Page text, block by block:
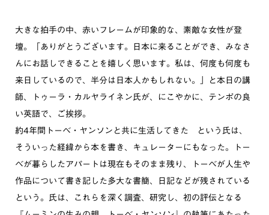
大きな拍手の中、赤いフレームが印象的な、素敵な女性が登
壇。「ありがとうございます。日本に来ることができ、みなさ
んにお話しできることを嬉しく思います。私は、何度も何度も
来日しているので、半分は日本人かもしれない。」と本日の講
師、トゥーラ・カルヤライネン氏が、にこやかに、テンポの良
い英語で、ご挨拶。
約4年間トーベ・ヤンソンと共に生活してきた という氏は、
そういった経緯から本を書き、キュレーターにもなった。トー
ベが暮らしたアパートは現在もそのまま残り、トーベが人生や
作品について書き記した多大な書簡、日記などが残されている
という。氏は、これらを深く調査、研究し、初の評伝となる